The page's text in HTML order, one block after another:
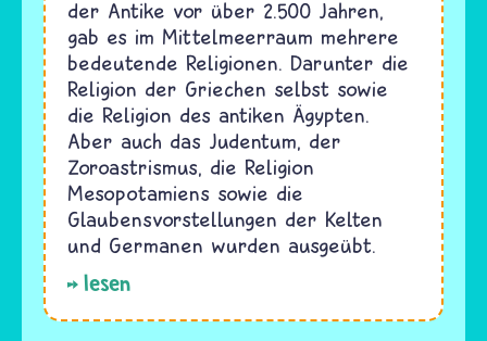
der Antike vor über 2.500 Jahren,
gab es im Mittelmeerraum mehrere
bedeutende Religionen. Darunter die
Religion der Griechen selbst sowie
die Religion des antiken Ägypten.
Aber auch das Judentum, der
Zoroastrismus, die Religion
Mesopotamiens sowie die
Glaubensvorstellungen der Kelten
und Germanen wurden ausgeübt.
lesen